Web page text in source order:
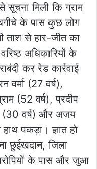
सूचना मिली कि ग्राम
के पास कुछ लोग
ताश से हार-जीत का
अधिकारियों के
कर रेड कार्रवाई
वर्मा (27 वर्ष),
(52 वर्ष), प्रदीप
(30 वर्ष) और अजय
पकड़ा। ज्ञात हो
छुईखदान, जिला
के पास और जुआ